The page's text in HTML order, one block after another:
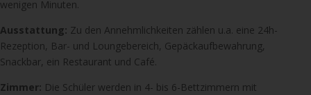
wenigen Minuten.
Ausstattung: Zu den Annehmlichkeiten zählen u.a. eine 24h-
Rezeption, Bar- und Loungebereich, Gepäckaufbewahrung,
Snackbar, ein Restaurant und Café.
Zimmer: Die Schüler werden in 4- bis 6-Bettzimmern mit